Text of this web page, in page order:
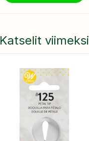
Katselit viimeksi